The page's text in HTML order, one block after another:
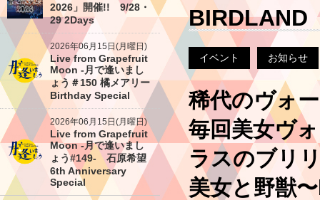
BIRDLAND
イベント お知らせ
稀代のヴォ
毎回美女ヴ
ラスのブリ
美女と野獣
2026」開催!! 9/28・
29 2Days
2026年06月15日(月曜日)
Live from Grapefruit
Moon -月で逢いまし
ょう＃150 橘メアリー
Birthday Special
2026年06月15日(月曜日)
Live from Grapefruit
Moon -月で逢いまし
ょう#149- 石原希望
6th Anniversary
Special